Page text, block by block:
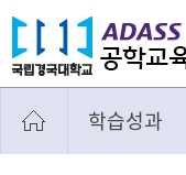
학습성과